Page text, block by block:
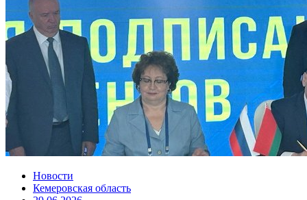
Новости
Кемеровская область